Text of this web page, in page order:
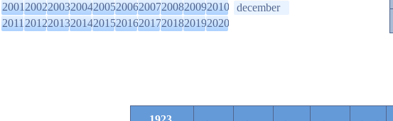
2001200220032004200520062007200820092010
2011201220132014201520162017201820192020
december